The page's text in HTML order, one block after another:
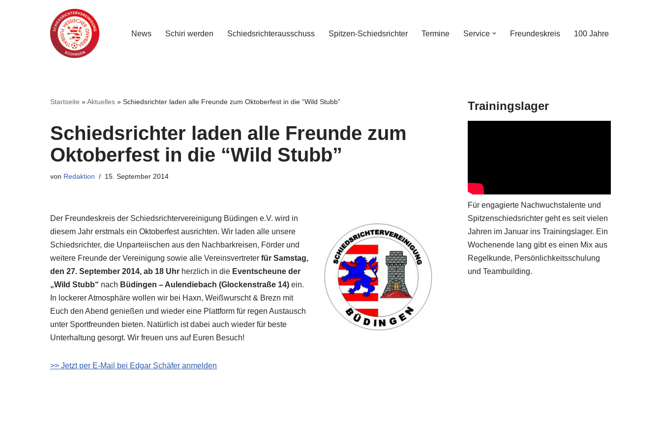
News Schiri werden Schiedsrichterausschuss Spitzen-Schiedsrichter Termine Service Freundeskreis 100 Jahre
Startseite »Aktuelles » Schiedsrichter laden alle Freunde zum Oktoberfest in die “Wild Stubb”
Schiedsrichter laden alle Freunde zum
Oktoberfest in die “Wild Stubb”
von Redaktion 15. September 2014
Der Freundeskreis der Schiedsrichtervereinigung Büdingen e.V. wird in
diesem Jahr erstmals ein Oktoberfest ausrichten. Wir laden alle unsere
Schiedsrichter, die Unparteiischen aus den Nachbarkreisen, Förder und
weitere Freunde der Vereinigung sowie alle Vereinsvertreter für Samstag,
den 27. September 2014, ab 18 Uhr herzlich in die Eventscheune der
„Wild Stubb“ nach Büdingen – Aulendiebach (Glockenstraße 14) ein.
In lockerer Atmosphäre wollen wir bei Haxn, Weißwurscht & Brezn mit
Euch den Abend genießen und wieder eine Plattform für regen Austausch
unter Sportfreunden bieten. Natürlich ist dabei auch wieder für beste
Unterhaltung gesorgt. Wir freuen uns auf Euren Besuch!
>> Jetzt per E-Mail bei Edgar Schäfer anmelden
Trainingslager
Für engagierte Nachwuchstalente und
Spitzenschiedsrichter geht es seit vielen
Jahren im Januar ins Trainingslager. Ein
Wochenende lang gibt es einen Mix aus
Regelkunde, Persönlichkeitsschulung
und Teambuilding.